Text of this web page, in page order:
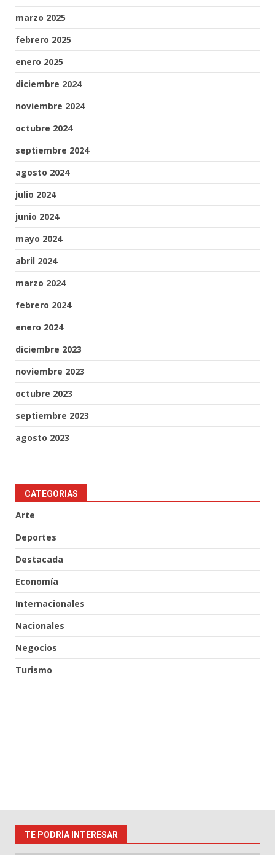
marzo 2025
febrero 2025
enero 2025
diciembre 2024
noviembre 2024
octubre 2024
septiembre 2024
agosto 2024
julio 2024
junio 2024
mayo 2024
abril 2024
marzo 2024
febrero 2024
enero 2024
diciembre 2023
noviembre 2023
octubre 2023
septiembre 2023
agosto 2023
CATEGORIAS
Arte
Deportes
Destacada
Economía
Internacionales
Nacionales
Negocios
Turismo
TE PODRÍA INTERESAR